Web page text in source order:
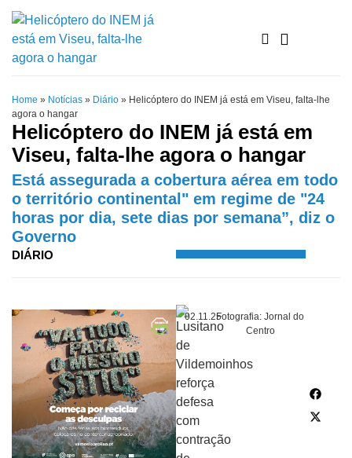
Home » Notícias » Diário » Helicóptero do INEM já está em Viseu, falta-lhe
agora o hangar
Helicóptero do INEM já está em
Viseu, falta-lhe agora o hangar
Está assegurada a cobertura aérea em todo
o território continental" em regime de "24
horas por dia, sete dias por semana”, diz o
Governo
DIÁRIO
02.11.25Fotografia: Jornal do
Centro